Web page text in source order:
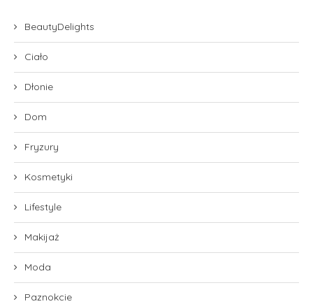
BeautyDelights
Ciało
Dłonie
Dom
Fryzury
Kosmetyki
Lifestyle
Makijaż
Moda
Paznokcie